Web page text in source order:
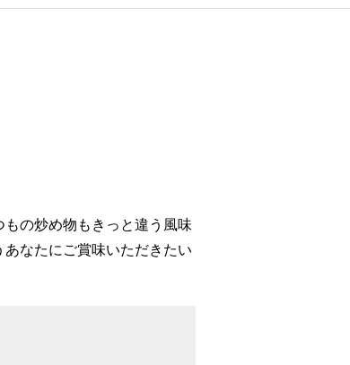
の炒め物もきっと違う風味
なたにご賞味いただきたい